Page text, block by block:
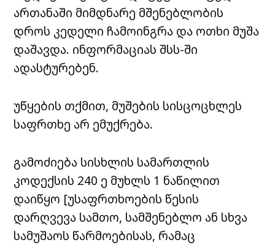
ართანაში მიმდნარე მშენებლობის
დროს კედელი ჩამოინგრა და ოთხი მუშა
დაშავდა. ინფორმაციას შსს-ში
ადასტურებენ.
უწყების თქმით, მუშების სისცოცხლეს
საფრთხე არ ემუქრება.
გამოძიება სისხლის სამართლის
კოდექსის 240 ე მუხლს 1 ნაწილით
დაიწყო [უსაფრთხოების წესის
დარღვევა სამთო, სამშენებლო ან სხვა
სამუშაოს წარმოებისას, რამაც